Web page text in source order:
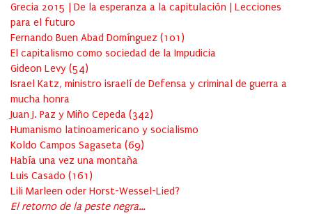
Grecia 2015 | De la esperanza a la capitulación | Lecciones
para el futuro
Fernando Buen Abad Domínguez (101 )
El capitalismo como sociedad de la Impudicia
Gideon Levy (54)
Israel Katz, ministro israelí de Defensa y criminal de guerra a
mucha honra
Juan J. Paz y Miño Cepeda (342)
Humanismo latinoamericano y socialismo
Koldo Campos Sagaseta (69)
Había una vez una montaña
Luis Casado (161 )
Lili Marleen oder Horst-Wessel-Lied?
El retorno de la peste negra…